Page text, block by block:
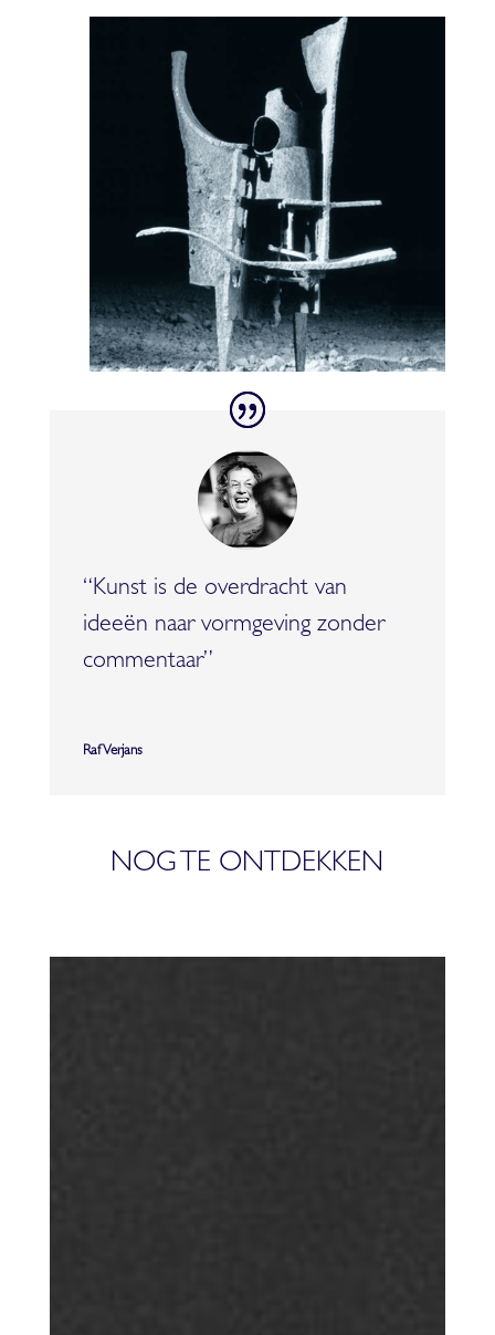
“Kunst is de overdracht van
ideeën naar vormgeving zonder
commentaar”
Raf Verjans
NOG TE ONTDEKKEN